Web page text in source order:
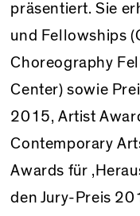
präsentiert. Sie
und Fellowships
Choreography
Center) sowie
2015, Artist
Contemporary
Awards für
den Jury-Preis